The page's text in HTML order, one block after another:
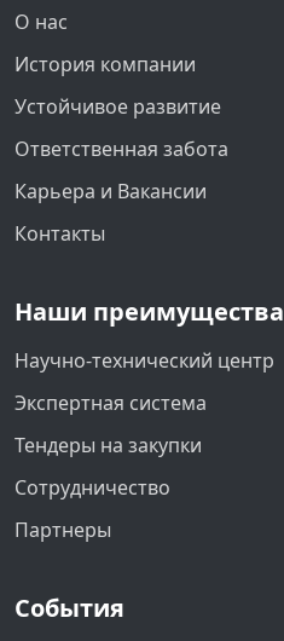
О нас
История компании
Устойчивое развитие
Ответственная забота
Карьера и Вакансии
Контакты
Наши преимущества
Научно-технический центр
Экспертная система
Тендеры на закупки
Сотрудничество
Партнеры
События